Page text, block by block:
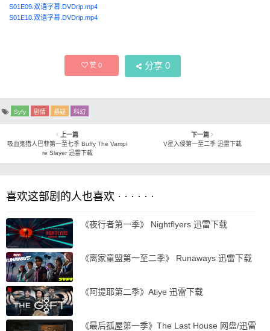
S01E09.双语字幕.DVDrip.mp4
S01E10.双语字幕.DVDrip.mp4
赞0 分享 0
Syfy 剧情 悬疑 科幻
上一篇
吸血鬼猎人巴菲第一至七季 Buffy The Vampi
re Slayer 迅雷下载
下一篇
V星入侵第一至二季 迅雷下载
喜欢这部剧的人也喜欢 · · · · · ·
《夜行者第一季》 Nightflyers 迅雷下载
《离家童盟第一至二季》 Runaways 迅雷下载
《阿提耶第二季》Atiye 迅雷下载
《最后孤屋第一季》The Last House 网盘/迅雷